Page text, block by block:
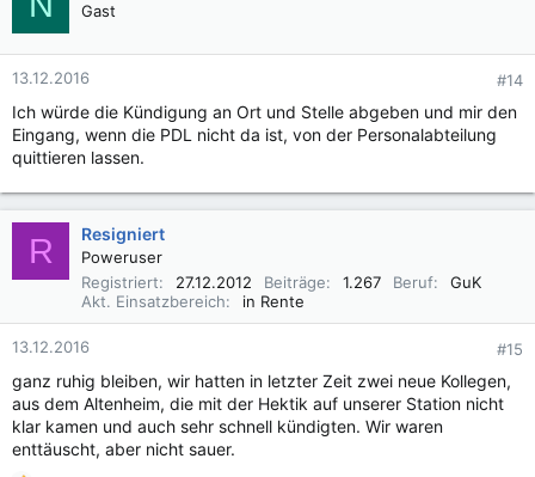
Gast
13.12.2016 #14
Ich würde die Kündigung an Ort und Stelle abgeben und mir den
Eingang, wenn die PDL nicht da ist, von der Personalabteilung
quittieren lassen.
R Resigniert
Poweruser
Registriert
27.12.2012 Beiträge 1.267 Beruf
GuK
Akt. Einsatzbereich
in Rente
13.12.2016 #15
ganz ruhig bleiben, wir hatten in letzter Zeit zwei neue Kollegen,
aus dem Altenheim, die mit der Hektik auf unserer Station nicht
klar kamen und auch sehr schnell kündigten. Wir waren
enttäuscht, aber nicht sauer.